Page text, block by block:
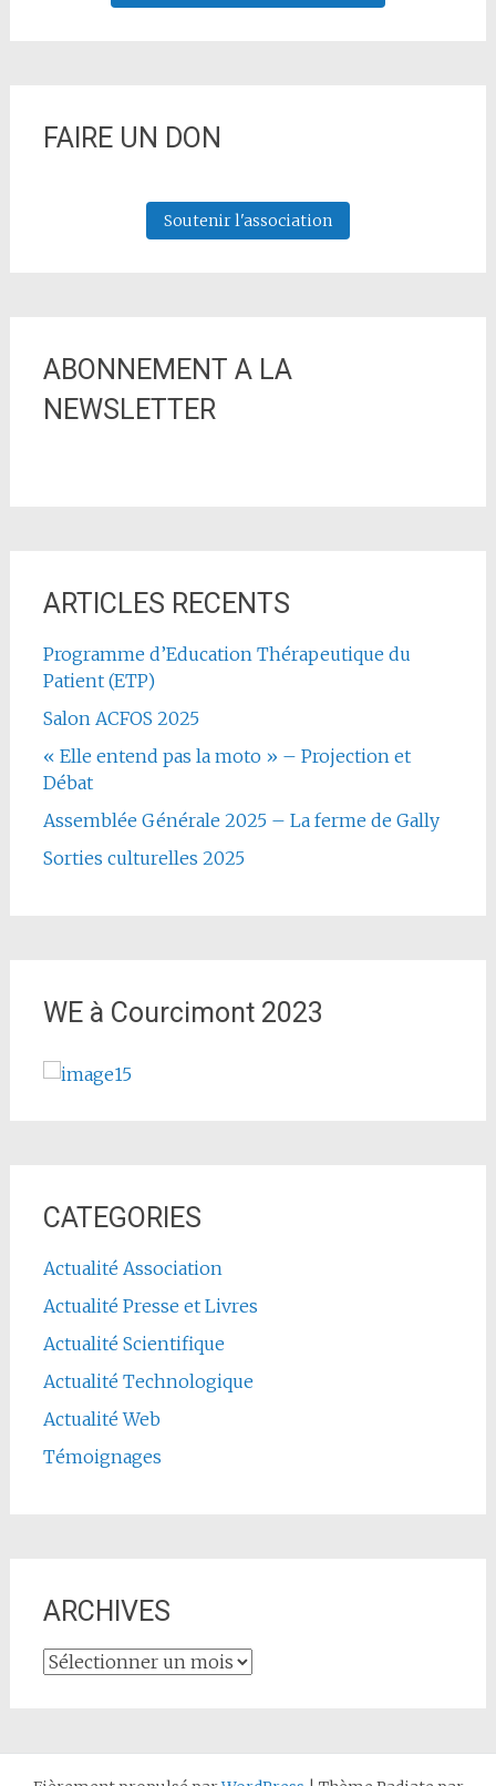
FAIRE UN DON
Soutenir l'association
ABONNEMENT A LA
NEWSLETTER
ARTICLES RECENTS
Programme d’Education Thérapeutique du
Patient (ETP)
Salon ACFOS 2025
« Elle entend pas la moto » – Projection et
Débat
Assemblée Générale 2025 – La ferme de Gally
Sorties culturelles 2025
WE à Courcimont 2023
CATEGORIES
Actualité Association
Actualité Presse et Livres
Actualité Scientifique
Actualité Technologique
Actualité Web
Témoignages
ARCHIVES
ARCHIVES